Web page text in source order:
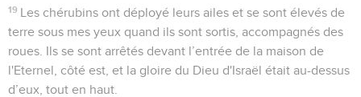
19 Les chérubins ont déployé leurs ailes et se sont élevés de
terre sous mes yeux quand ils sont sortis, accompagnés des
roues. Ils se sont arrêtés devant l’entrée de la maison de
l'Eternel, côté est, et la gloire du Dieu d'Israël était au-dessus
d’eux, tout en haut.